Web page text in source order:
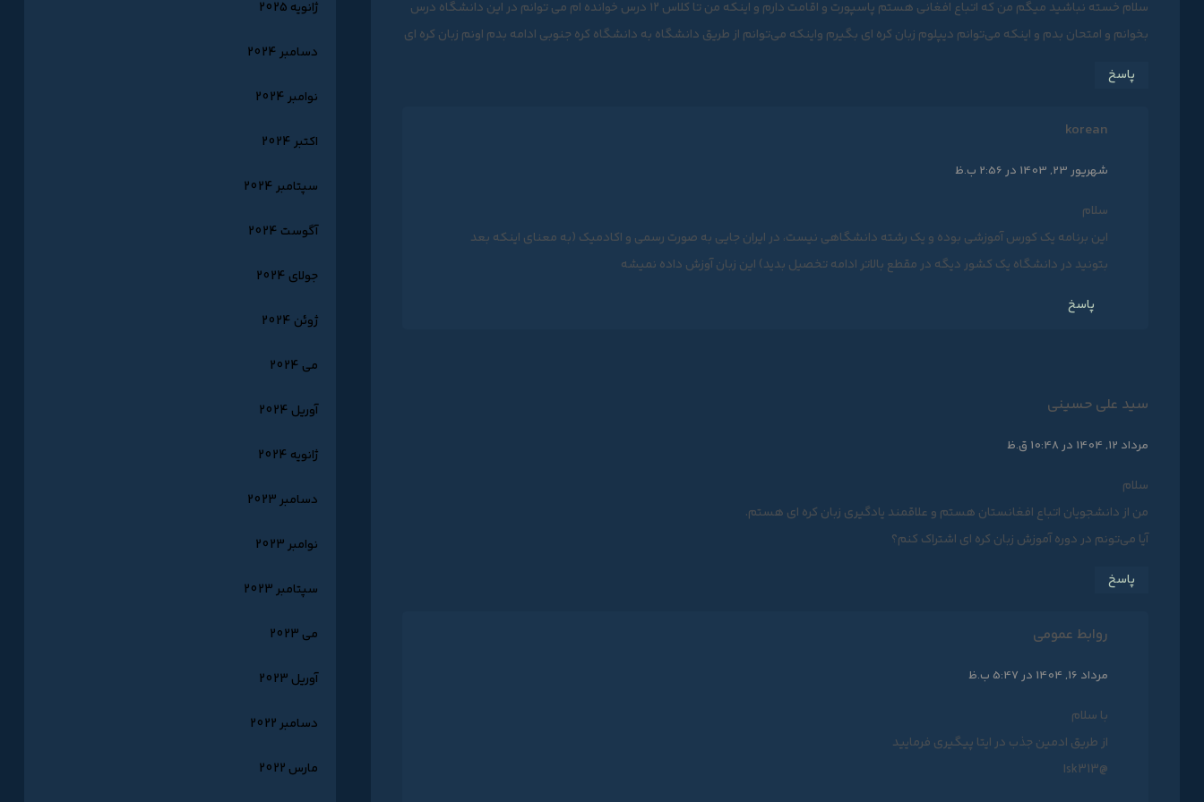
سلام خسته نباشید میگم من که اتباع افغانی هستم پاسپورت و اقامت دارم و اینکه من تا کلاس ۱۲ درس خوانده ام می توانم در این دانشگاه درس
بخوانم و امتحان بدم و اینکه می‌توانم دیپلوم زبان کره ای بگیرم واینکه می‌توانم از طریق دانشگاه به دانشگاه کره جنوبی ادامه بدم اونم زبان کره ای
پاسخ
korean
شهریور 23, 1403 در 2:56 ب.ظ
سلام
این برنامه یک کورس آموزشی بوده و یک رشته دانشگاهی نیست، در ایران جایی به صورت رسمی و اکادمیک (به معنای اینکه بعد
بتونید در دانشگاه یک کشور دیگه در مقطع بالاتر ادامه تخصیل بدید) این زبان آوزش داده نمیشه
پاسخ
سید علی حسینی
مرداد 12, 1404 در 10:48 ق.ظ
سلام
من از دانشجویان اتباع افغانستان هستم و علاقمند یادگیری زبان کره ای هستم.
آیا می‌تونم در دوره آموزش زبان کره ای اشتراک کنم؟
پاسخ
روابط عمومی
مرداد 16, 1404 در 5:47 ب.ظ
با سلام
از طریق ادمین جذب در ایتا پیگیری فرمایید
@Isk313
ژانویه 2025
دسامبر 2024
نوامبر 2024
اکتبر 2024
سپتامبر 2024
آگوست 2024
جولای 2024
ژوئن 2024
می 2024
آوریل 2024
ژانویه 2024
دسامبر 2023
نوامبر 2023
سپتامبر 2023
می 2023
آوریل 2023
دسامبر 2022
مارس 2022